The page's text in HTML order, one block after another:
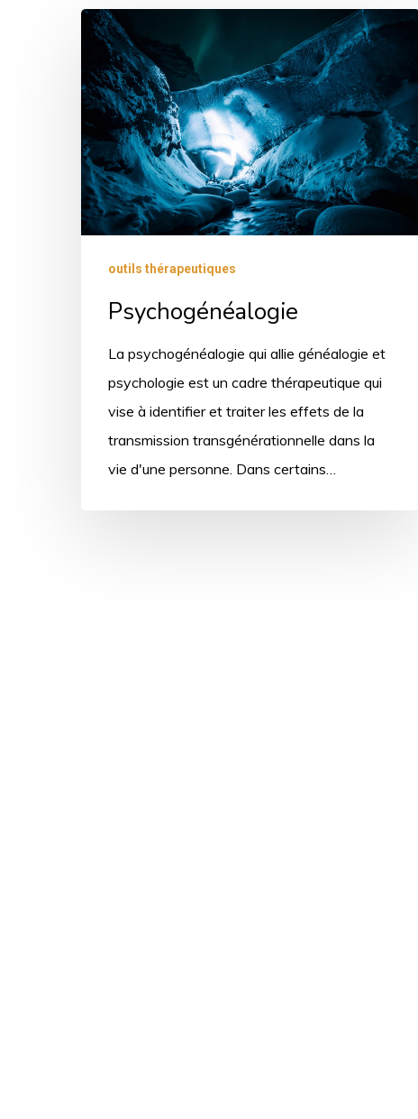
outils thérapeutiques
Psychogénéalogie
La psychogénéalogie qui allie généalogie et
psychologie est un cadre thérapeutique qui
vise à identifier et traiter les effets de la
transmission transgénérationnelle dans la
vie d'une personne. Dans certains…